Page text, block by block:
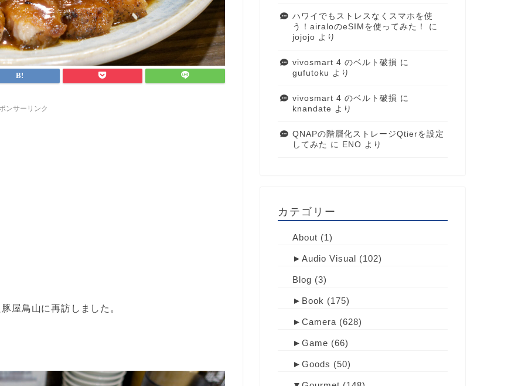
ンサーリンク
屋鳥山に再訪しました。
ハワイでもストレスなくスマホを使
う！airaloのeSIMを使ってみた！
に
jojojo より
vivosmart 4 のベルト破損 に
gufutoku より
vivosmart 4 のベルト破損 に
knandate より
QNAPの階層化ストレージQtierを設定
してみた に ENO より
カテゴリー
About (1)
► Audio Visual (102)
Blog (3)
► Book (175)
► Camera (628)
► Game (66)
► Goods (50)